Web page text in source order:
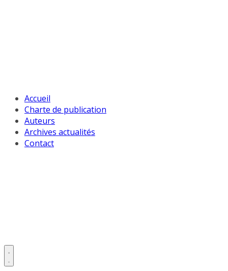
Accueil
Charte de publication
Auteurs
Archives actualités
Contact